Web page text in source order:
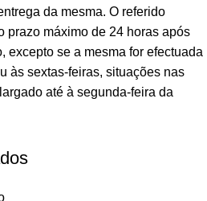
da mesma. O referido
prazo máximo de 24 horas após
excepto se a mesma for efectuada
às sextas-feiras, situações nas
até à segunda-feira da